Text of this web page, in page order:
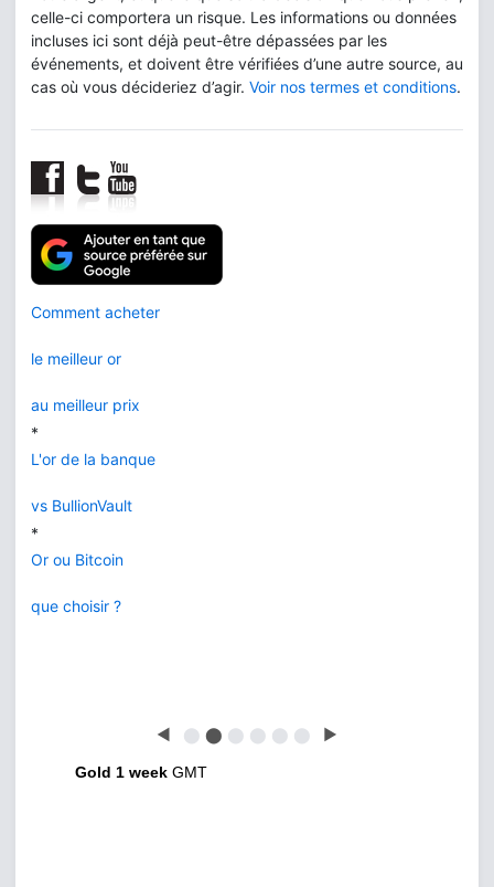
celle-ci comportera un risque. Les informations ou données
incluses ici sont déjà peut-être dépassées par les
événements, et doivent être vérifiées d’une autre source, au
cas où vous décideriez d’agir. Voir nos termes et conditions.
Comment acheter
le meilleur or
au meilleur prix
*
L'or de la banque
vs BullionVault
*
Or ou Bitcoin
que choisir ?
◀ ⬤ ⬤ ⬤ ⬤ ⬤ ⬤ ▶
Gold 1 week GMT